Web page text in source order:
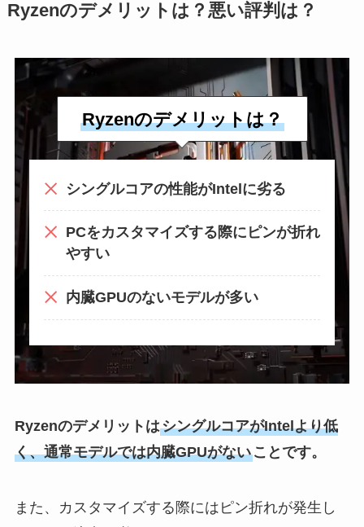
Ryzenのデメリットは？悪い評判は？
Ryzenのデメリットは？
シングルコアの性能がIntelに劣る
PCをカスタマイズする際にピンが折れ
やすい
内臓GPUのないモデルが多い
RyzenのデメリットはシングルコアがIntelより低
く、通常モデルでは内臓GPUがないことです。
また、カスタマイズする際にはピン折れが発生し